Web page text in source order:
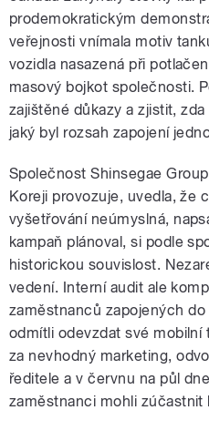
prodemokratickým
veřejnosti vnímala motiv
vozidla nasazená při
masový bojkot společnosti.
zajištěné důkazy a zjistit,
jaký byl rozsah zapojení
Společnost Shinsegae
Koreji provozuje, uvedla, že
vyšetřování neúmyslná,
kampaň plánoval, si podle
historickou souvislost.
vedení. Interní audit ale
zaměstnanců zapojených
odmítli odevzdat své mobilní
za nevhodný marketing,
ředitele a v červnu na půl
zaměstnanci mohli zúčastnit